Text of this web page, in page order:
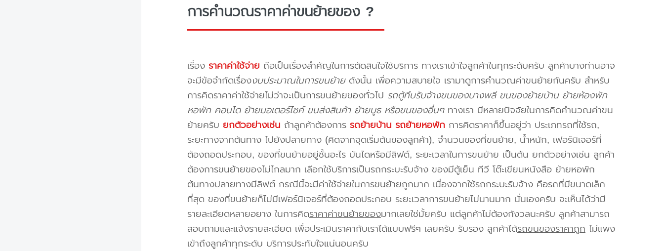
การคำนวณราคาค่าขนย้ายของ ?
เรื่อง ราคาค่าใช้จ่าย ถือเป็นเรื่องสำคัญในการตัดสินใจใช้บริการ ทางเราเข้าใจลูกค้าในทุกระดับครับ ลูกค้าบางท่านอาจ
จะมีข้อจำกัดเรื่องงบประมาณในการขนย้ายดังนั้น เพื่อความสบายใจ เรามาดูการคำนวณค่าขนย้ายกันครับ สำหรับ
การคิดราคาค่าใช้จ่ายไม่ว่าจะเป็นการขนย้ายของทั่วไป รถตู้ทึบรับจ้างขนของบางพลี ขนของย้ายบ้าน ย้ายห้องพัก
หอพัก คอนโด ย้ายมอเตอร์ไซค์ ขนส่งสินค้า ย้ายบูธ หรือขนของอื่นๆทางเรา มีหลายปัจจัยในการคิดคำนวณค่าขน
ย้ายครับ ยกตัวอย่างเช่น ถ้าลูกค้าต้องการ รถย้ายบ้าน รถย้ายหอพักการคิดราคาก็ขึ้นอยู่ว่า ประเภทรถที่ใช้รถ,
ระยะทางจากต้นทาง ไปยังปลายทาง (คิดจากจุดเริ่มต้นของลูกค้า), จำนวนของที่ขนย้าย, น้ำหนัก, เฟอร์นิเจอร์ที่
ต้องถอดประกอบ, ของที่ขนย้ายอยู่ชั้นอะไร บันไดหรือมีลิฟต์, ระยะเวลาในการขนย้าย เป็นต้น ยกตัวอย่างเช่น ลูกค้า
ต้องการขนย้ายของไม่ไกลมาก เลือกใช้บริการเป็นรถกระบะรับจ้าง ของมีตู้เย็น ทีวี โต๊ะเขียนหนังสือ ย้ายหอพัก
ต้นทางปลายทางมีลิฟต์ กรณีนี้จะมีค่าใช้จ่ายในการขนย้ายถูกมาก เนื่องจากใช้รถกระบะรับจ้าง คือรถที่มีขนาดเล็ก
ที่สุด ของที่ขนย้ายก็ไม่มีเฟอร์นิเจอร์ที่ต้องถอดประกอบ ระยะเวลาการขนย้ายไม่นานมาก นั่นเองครับ จะเห็นได้ว่ามี
รายละเอียดหลายอยาง ในการคิดราคาค่าขนย้ายของมากเลยใช่มั้ยครับ แต่ลูกค้าไม่ต้องกังวลนะครับ ลูกค้าสามารถ
สอบถามและแจ้งรายละเอียด เพื่อประเมินราคากับเราได้แบบฟรีๆ เลยครับ รับรอง ลูกค้าได้รถขนของราคาถูกไม่แพง
เข้าถึงลูกค้าทุกระดับ บริการประทับใจแน่นอนครับ